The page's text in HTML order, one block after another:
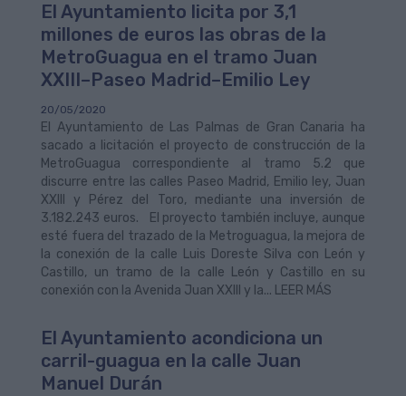
El Ayuntamiento licita por 3,1
millones de euros las obras de la
MetroGuagua en el tramo Juan
XXIII–Paseo Madrid–Emilio Ley
20/05/2020
El Ayuntamiento de Las Palmas de Gran Canaria ha
sacado a licitación el proyecto de construcción de la
MetroGuagua correspondiente al tramo 5.2 que
discurre entre las calles Paseo Madrid, Emilio ley, Juan
XXIII y Pérez del Toro, mediante una inversión de
3.182.243 euros. El proyecto también incluye, aunque
esté fuera del trazado de la Metroguagua, la mejora de
la conexión de la calle Luis Doreste Silva con León y
Castillo, un tramo de la calle León y Castillo en su
conexión con la Avenida Juan XXIII y la... LEER MÁS
El Ayuntamiento acondiciona un
carril-guagua en la calle Juan
Manuel Durán